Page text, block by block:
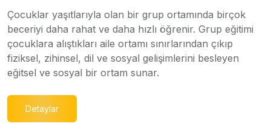
Çocuklar yaşıtlarıyla olan bir grup ortamında birçok
beceriyi daha rahat ve daha hızlı öğrenir. Grup eğitimi
çocuklara alıştıkları aile ortamı sınırlarından çıkıp
fiziksel, zihinsel, dil ve sosyal gelişimlerini besleyen
eğitsel ve sosyal bir ortam sunar.
Detaylar